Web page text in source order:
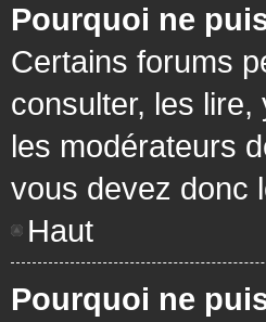
Pourquoi ne
Certains forums
consulter, les
les modérateurs
vous devez donc
Haut
Pourquoi ne